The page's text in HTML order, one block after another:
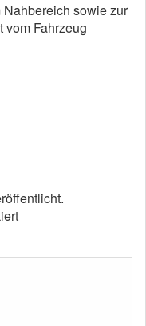
sowie zur
vom Fahrzeug